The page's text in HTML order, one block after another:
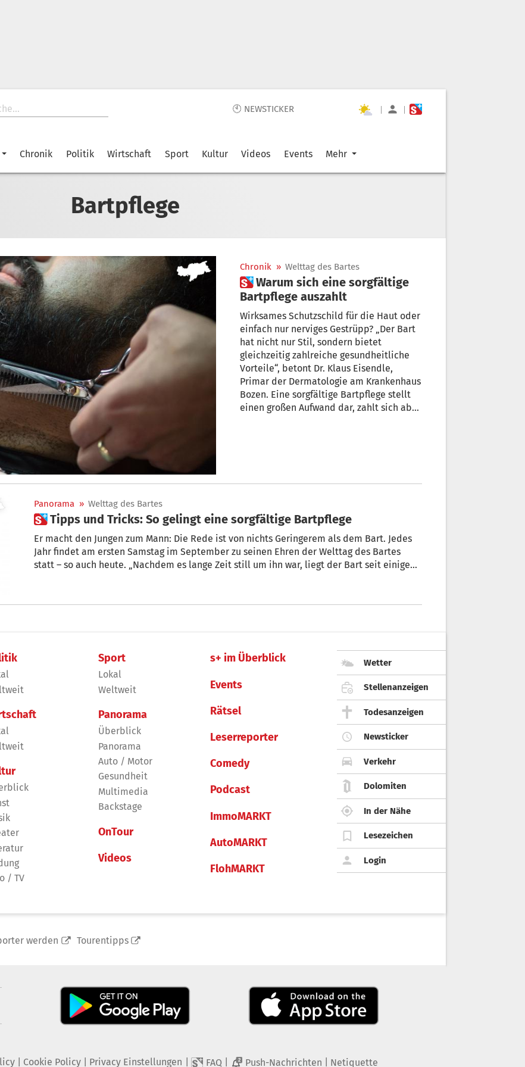
🕙 NEWSTICKER | |
Chronik Politik Wirtschaft Sport Kultur Videos Events Mehr
Bartpflege
Chronik » Welttag des Bartes
 Warum sich eine sorgfältige
Bartpflege auszahlt
Wirksames Schutzschild für die Haut oder
einfach nur nerviges Gestrüpp? „Der Bart
hat nicht nur Stil, sondern bietet
gleichzeitig zahlreiche gesundheitliche
Vorteile“, betont Dr. Klaus Eisendle,
Primar der Dermatologie am Krankenhaus
Bozen. Eine sorgfältige Bartpflege stellt
einen großen Aufwand dar, zahlt sich aber
Panorama » Welttag des Bartes
 Tipps und Tricks: So gelingt eine sorgfältige Bartpflege
Er macht den Jungen zum Mann: Die Rede ist von nichts Geringerem als dem Bart. Jedes
Jahr findet am ersten Samstag im September zu seinen Ehren der Welttag des Bartes
statt – so auch heute. „Nachdem es lange Zeit still um ihn war, liegt der Bart seit einigen
/ TV
Sport
Lokal
Weltweit
Panorama
Überblick
Panorama
Auto / Motor
Gesundheit
Multimedia
Backstage
OnTour
Videos
s+ im Überblick
Events
Rätsel
Leserreporter
Comedy
Podcast
ImmoMARKT
AutoMARKT
FlohMARKT
Wetter
Stellenanzeigen
Todesanzeigen
Newsticker
Verkehr
Dolomiten
In der Nähe
Lesezeichen
Login
werden Tourentipps
| Cookie Policy| Privacy Einstellungen FAQ 2 Push-Nachrichten Netiquette